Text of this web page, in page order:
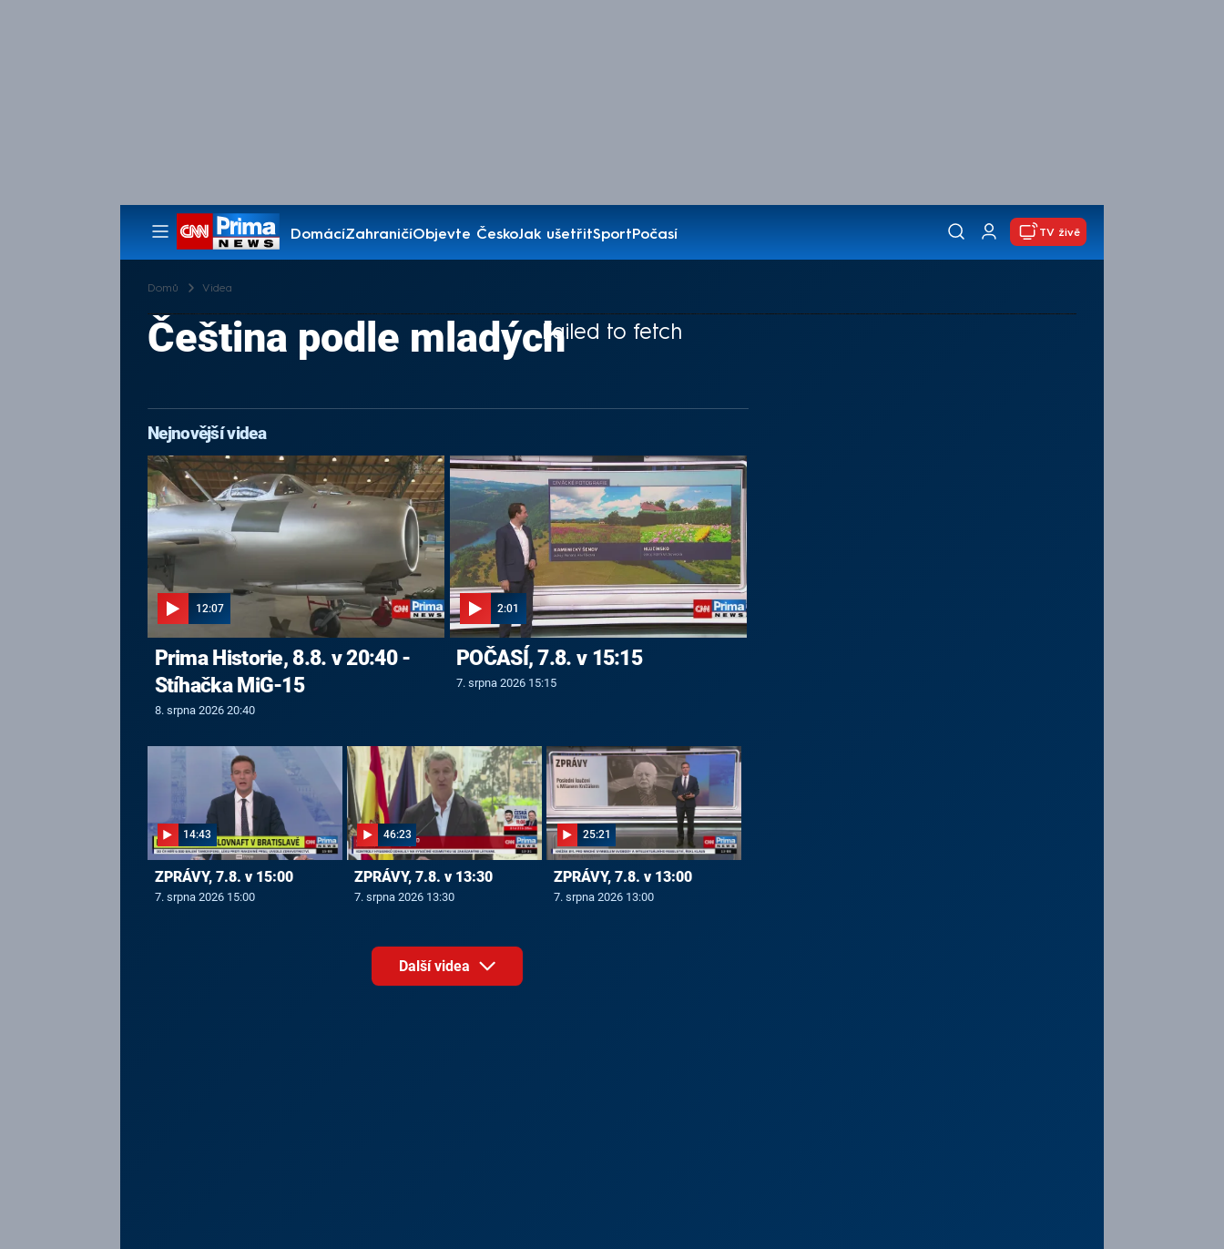
DomácíZahraničíObjevte ČeskoJak ušetřitSportPočasí
Pořady
TV živě
Domů Videa
Failed to fetch
Čeština podle mladých
Nejnovější videa
12:07
Prima Historie, 8.8. v 20:40 -
Stíhačka MiG-15
8. srpna 2026 20:40
2:01
POČASÍ, 7.8. v 15:15
7. srpna 2026 15:15
14:43
ZPRÁVY, 7.8. v 15:00
7. srpna 2026 15:00
46:23
ZPRÁVY, 7.8. v 13:30
7. srpna 2026 13:30
25:21
ZPRÁVY, 7.8. v 13:00
7. srpna 2026 13:00
Další videa